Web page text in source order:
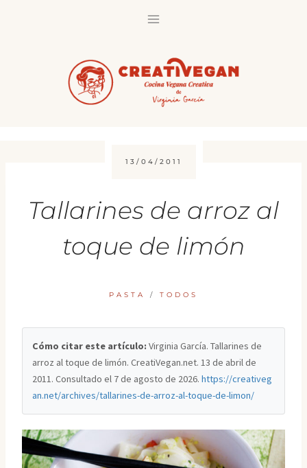
13/04/2011
Tallarines de arroz al
toque de limón
PASTA / TODOS
Cómo citar este artículo: Virginia García. Tallarines de
arroz al toque de limón. CreatiVegan.net. 13 de abril de
2011. Consultado el 7 de agosto de 2026.https://creativeg
an.net/archives/tallarines-de-arroz-al-toque-de-limon/